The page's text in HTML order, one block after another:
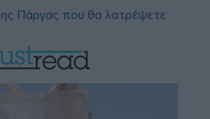
Πάργας που θα λατρέψετε